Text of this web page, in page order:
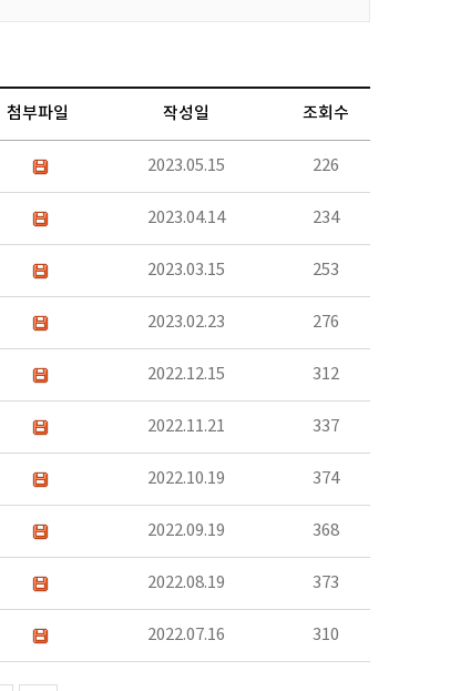
첨부파일 작성일 조회수
2023.05.15 226
2023.04.14 234
2023.03.15 253
2023.02.23 276
2022.12.15 312
2022.11.21 337
2022.10.19 374
2022.09.19 368
2022.08.19 373
2022.07.16 310